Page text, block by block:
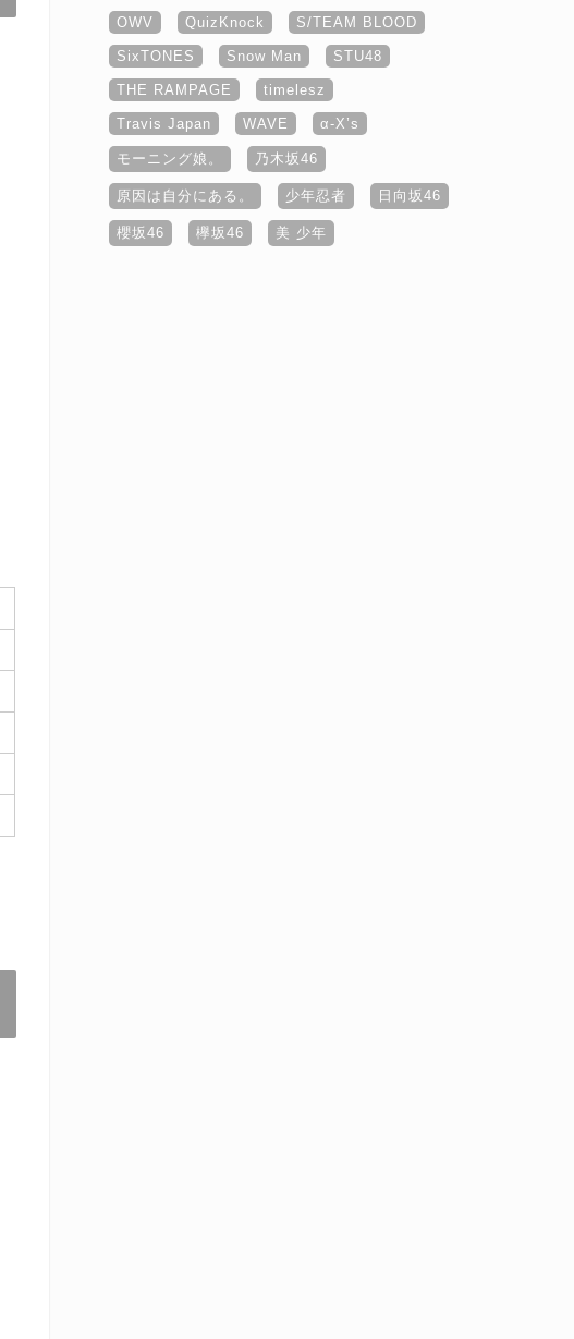
OWV QuizKnock S/TEAM BLOOD
SixTONES Snow Man STU48
THE RAMPAGE timelesz
Travis Japan WAVE α‐X’s
モーニング娘。 乃木坂46
原因は自分にある。 少年忍者 日向坂46
櫻坂46 欅坂46 美 少年